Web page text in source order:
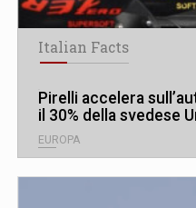
Italian Facts
Pirelli accelera
il 30% della svedese
EUROPA